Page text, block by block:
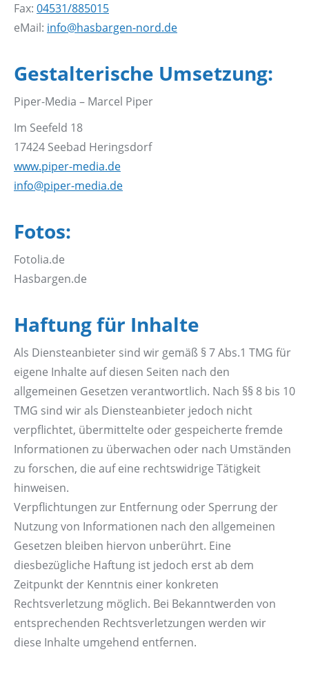
Fax: 04531/885015
eMail: info@hasbargen-nord.de
Gestalterische Umsetzung:
Piper-Media – Marcel Piper
Im Seefeld 18
17424 Seebad Heringsdorf
www.piper-media.de
info@piper-media.de
Fotos:
Fotolia.de
Hasbargen.de
Haftung für Inhalte
Als Diensteanbieter sind wir gemäß § 7 Abs.1 TMG für
eigene Inhalte auf diesen Seiten nach den
allgemeinen Gesetzen verantwortlich. Nach §§ 8 bis 10
TMG sind wir als Diensteanbieter jedoch nicht
verpflichtet, übermittelte oder gespeicherte fremde
Informationen zu überwachen oder nach Umständen
zu forschen, die auf eine rechtswidrige Tätigkeit
hinweisen.
Verpflichtungen zur Entfernung oder Sperrung der
Nutzung von Informationen nach den allgemeinen
Gesetzen bleiben hiervon unberührt. Eine
diesbezügliche Haftung ist jedoch erst ab dem
Zeitpunkt der Kenntnis einer konkreten
Rechtsverletzung möglich. Bei Bekanntwerden von
entsprechenden Rechtsverletzungen werden wir
diese Inhalte umgehend entfernen.